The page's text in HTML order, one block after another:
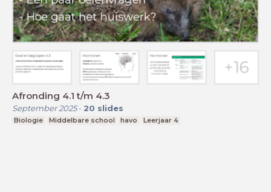
Afronding 4.1 t/m 4.3
September 2025- 20 slides
Biologie Middelbare school havo Leerjaar 4